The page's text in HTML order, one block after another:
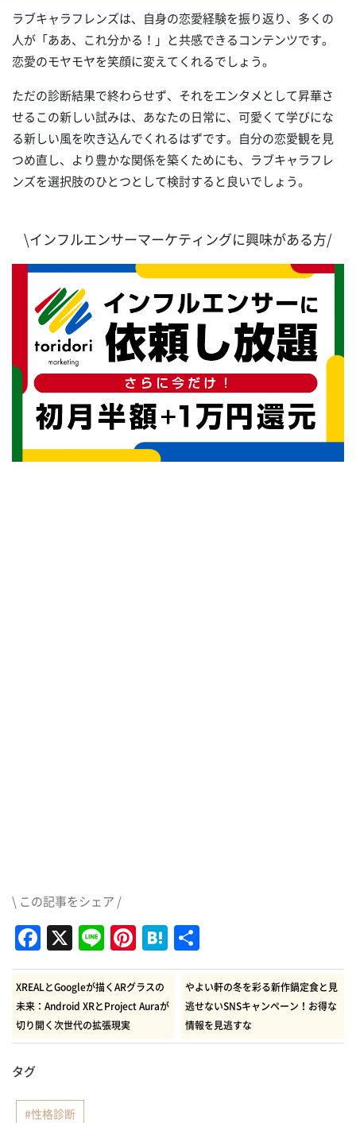
ラブキャラフレンズは、自身の恋愛経験を振り返り、多くの
人が「ああ、これ分かる！」と共感できるコンテンツです。
恋愛のモヤモヤを笑顔に変えてくれるでしょう。
ただの診断結果で終わらせず、それをエンタメとして昇華さ
せるこの新しい試みは、あなたの日常に、可愛くて学びにな
る新しい風を吹き込んでくれるはずです。自分の恋愛観を見
つめ直し、より豊かな関係を築くためにも、ラブキャラフレ
ンズを選択肢のひとつとして検討すると良いでしょう。
\インフルエンサーマーケティングに興味がある方/
\ この記事をシェア /
Facebook
X LinePinterest
Hatena
有
XREALとGoogleが描くARグラスの
未来：Android XRとProject Auraが
切り開く次世代の拡張現実
やよい軒の冬を彩る新作鍋定食と見
逃せないSNSキャンペーン！お得な
情報を見逃すな
タグ
性格診断